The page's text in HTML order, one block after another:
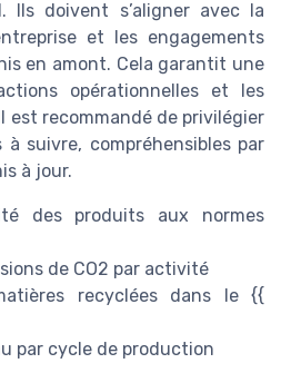
Ils doivent s’aligner avec la
et les engagements
en amont. Cela garantit une
opérationnelles et les
recommandé de privilégier
suivre, compréhensibles par
à jour.
des produits aux normes
de CO2 par activité
recyclées dans le {{
par cycle de production